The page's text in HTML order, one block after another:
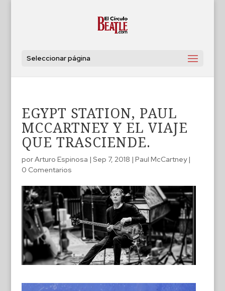
Seleccionar página
EGYPT STATION, PAUL
MCCARTNEY Y EL VIAJE
QUE TRASCIENDE.
porArturo Espinosa | Sep 7, 2018 | Paul McCartney|
0 Comentarios